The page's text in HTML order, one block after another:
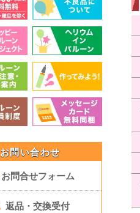
お問い合わせ
お問合せフォーム
返品・交換受付